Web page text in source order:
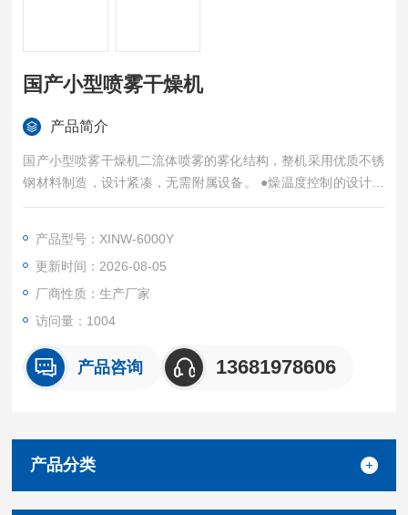
国产小型喷雾干燥机
产品简介
国产小型喷雾干燥机二流体喷雾的雾化结构，整机采用优质不锈
钢材料制造，设计紧凑，无需附属设备。 ●燥温度控制的设计上
采用实时调控PID恒温控制技术，使全温区控温准确，加热控温
量可通过进料蠕动泵调节，Z小样品量可达50ml。●干燥后的成
品干粉，其颗粒度较均匀，95%以上的干粉在同一颗粒度范围。
产品型号：XINW-6000Y
更新时间：2026-08-05
厂商性质：生产厂家
访问量：1004
产品咨询 13681978606
产品分类